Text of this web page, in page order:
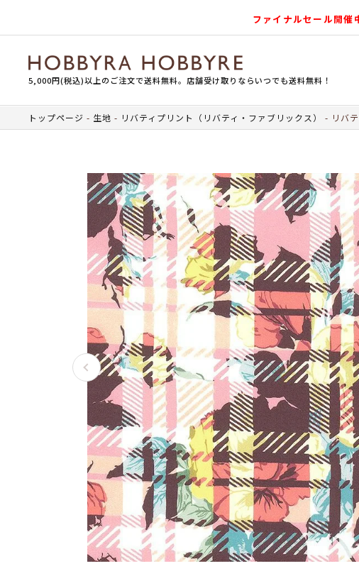
ファイナルセール開
5,000円(税込)以上のご注文で送料無料。店舗受け取りならいつでも送料無料！
トップページ 生地 リバティプリント（リバティ・ファブリックス） リバ